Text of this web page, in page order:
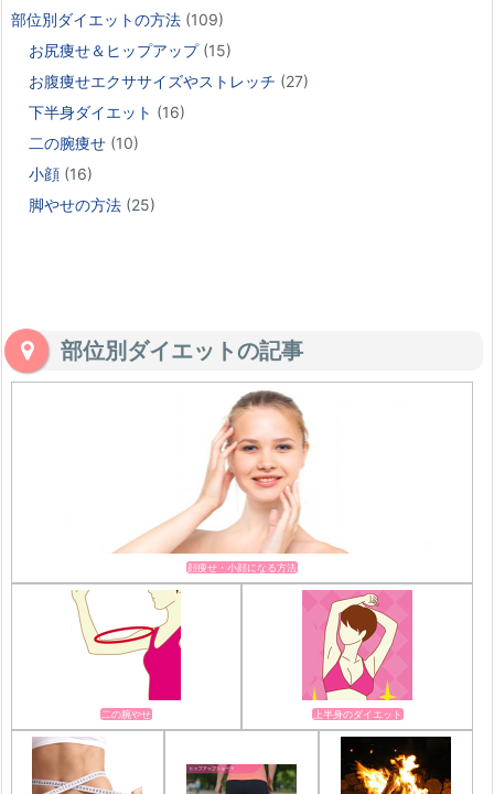
部位別ダイエットの方法 (109)
お尻痩せ＆ヒップアップ(15)
お腹痩せエクササイズやストレッチ (27)
下半身ダイエット (16)
二の腕痩せ (10)
小顔 (16)
脚やせの方法 (25)
部位別ダイエットの記事
顔痩せ・小顔になる方法
二の腕やせ 上半身のダイエット